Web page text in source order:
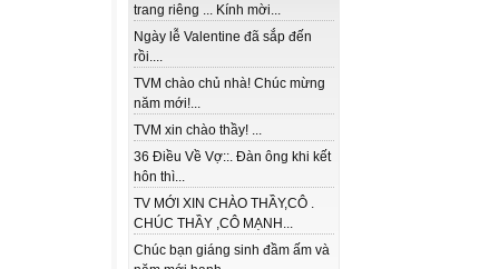
trang riêng ... Kính mời...
Ngày lễ Valentine đã sắp đến
rồi....
TVM chào chủ nhà! Chúc mừng
năm mới!...
TVM xin chào thầy! ...
36 Điều Về Vợ::. Đàn ông khi kết
hôn thì...
TV MỚI XIN CHÀO THẦY,CÔ .
CHÚC THẦY ,CÔ MẠNH...
Chúc bạn giáng sinh đầm ấm và